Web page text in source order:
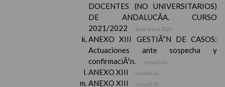
DOCENTES (NO UNIVERSITARIOS)
DE ANDALUCÃA. CURSO
2021/2022
14 de enero 2022
ANEXO XIII GESTIÃ“N DE CASOS:
Actuaciones ante sospecha y
confirmaciÃ³n.
curso21-22
ANEXO XIII curso21-22
ANEXO XIII curso21-22